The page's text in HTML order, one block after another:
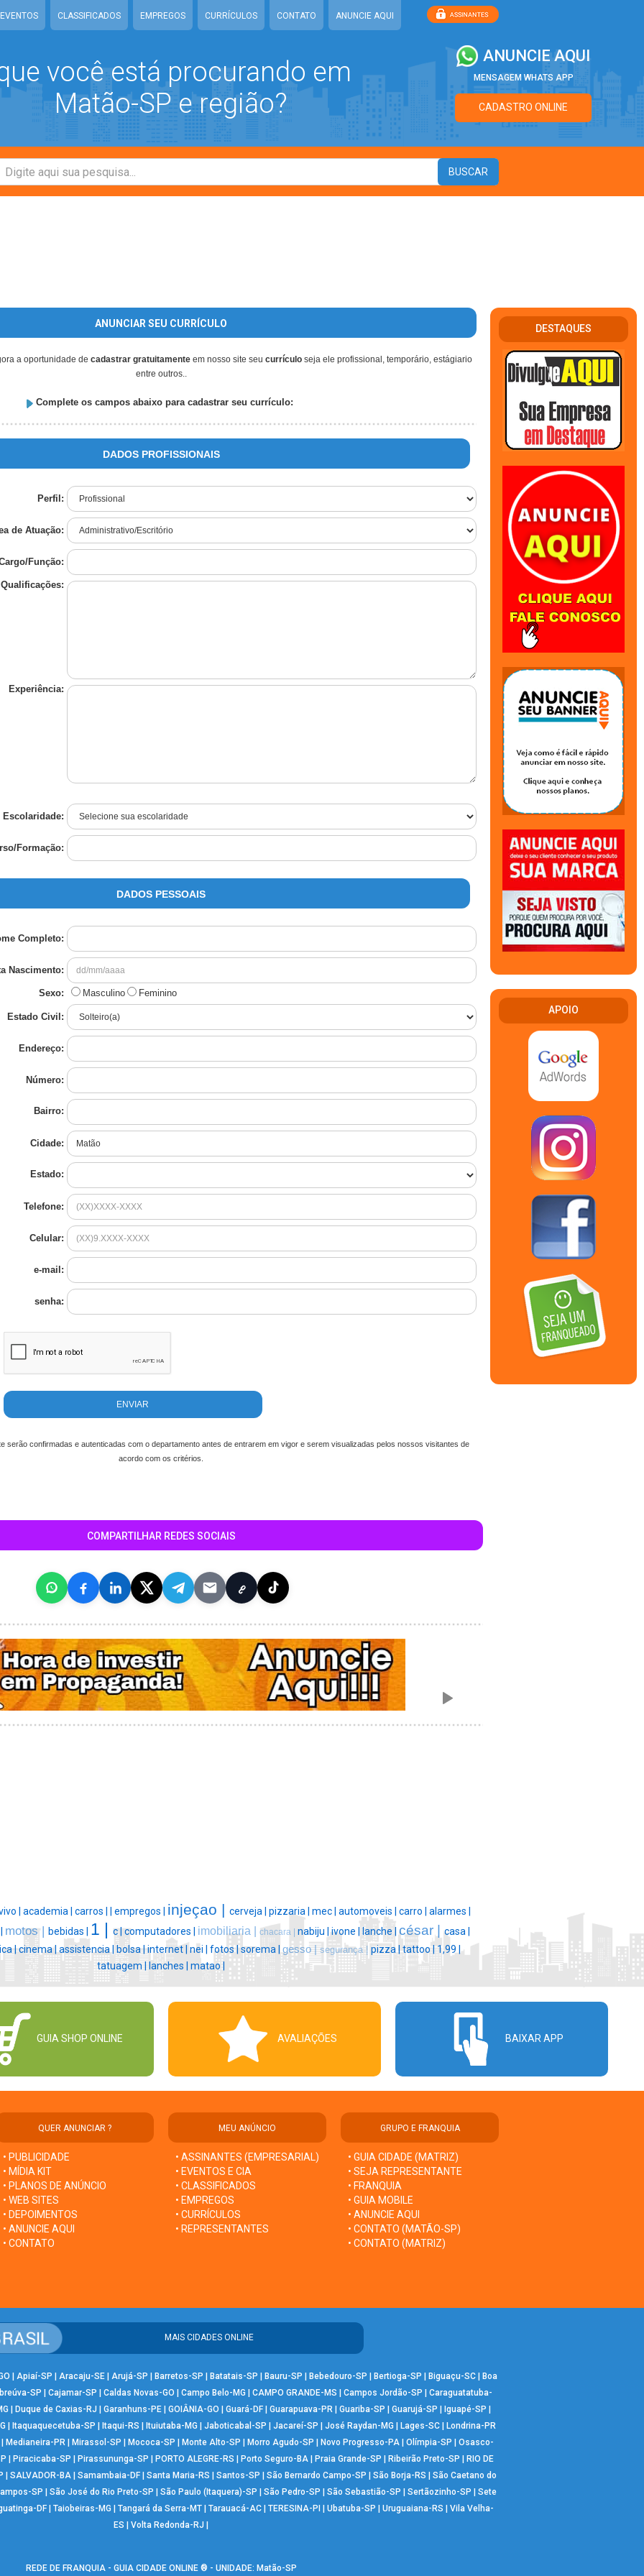
EVENTOS CLASSIFICADOS EMPREGOS CURRÍCULOS CONTATO ANUNCIE AQUI
você está procurando em
Matão-SP e região?
ANUNCIE AQUI
MENSAGEM WHATS APP
CADASTRO ONLINE
ANUNCIAR SEU CURRÍCULO
a oportunidade de cadastrar gratuitamenteem nosso site seu currículo seja ele profissional, temporário, estágiario
entre outros..
Complete os campos abaixo para cadastrar seu currículo:
DADOS PROFISSIONAIS
Perfil:
de Atuação:
Função:
Qualificações:
Experiência:
Escolaridade:
Formação:
DADOS PESSOAIS
Completo:
Nascimento:
Sexo: Masculino Feminino
Estado Civil:
Endereço:
Número:
Bairro:
Cidade:
Estado:
Telefone:
Celular:
e-mail:
senha:
serão confirmadas e autenticadas com o departamento antes de entrarem em vigor e serem visualizadas pelos nossos visitantes de
acordo com os critérios.
COMPARTILHAR REDES SOCIAIS
| academia | carros | empregos | injeçao | cerveja | pizzaria | mec | automoveis | carro | alarmes |
motos | bebidas | 1 | c |computadores | imobiliaria | chacara | nabiju |ivone | lanche | césar |
casa |
|cinema | assistencia | bolsa |internet | nei | fotos |sorema | gesso | segurança | pizza |tattoo | 1,99 |
tatuagem |
lanches | matao |
DESTAQUES
APOIO
GUIA SHOP ONLINE AVALIAÇÕES BAIXAR APP
QUER ANUNCIAR ?
• PUBLICIDADE
• MÍDIA KIT
• PLANOS DE ANÚNCIO
• WEB SITES
• DEPOIMENTOS
• ANUNCIE AQUI
• CONTATO
MEU ANÚNCIO
• ASSINANTES (EMPRESARIAL)
• EVENTOS E CIA
• CLASSIFICADOS
• EMPREGOS
• CURRÍCULOS
• REPRESENTANTES
GRUPO E FRANQUIA
• GUIA CIDADE (MATRIZ)
• SEJA REPRESENTANTE
• FRANQUIA
• GUIA MOBILE
• ANUNCIE AQUI
• CONTATO (MATÃO-SP)
• CONTATO (MATRIZ)
MAIS CIDADES ONLINE
| Apiaí-SP | Aracaju-SE| Arujá-SP | Barretos-SP | Batatais-SP | Bauru-SP | Bebedouro-SP | Bertioga-SP | Biguaçu-SC| Boa
SP | Cajamar-SP | Caldas Novas-GO | Campo Belo-MG | CAMPO GRANDE-MS | Campos Jordão-SP | Caraguatatuba-
| Duque de Caxias-RJ | Garanhuns-PE | GOIÂNIA-GO | Guará-DF | Guarapuava-PR | Guariba-SP | Guarujá-SP | Iguapé-SP |
| Itaquaquecetuba-SP | Itaqui-RS | Ituiutaba-MG | Jaboticabal-SP | Jacareí-SP | José Raydan-MG | Lages-SC| Londrina-PR
| Medianeira-PR | Mirassol-SP | Mococa-SP | Monte Alto-SP | Morro Agudo-SP | Novo Progresso-PA | Olímpia-SP | Osasco-
| Piracicaba-SP | Pirassununga-SP | PORTO ALEGRE-RS | Porto Seguro-BA| Praia Grande-SP | Ribeirão Preto-SP | RIO DE
| SALVADOR-BA | Samambaia-DF | Santa Maria-RS | Santos-SP | São Bernardo Campo-SP | São Borja-RS | São Caetano do
SP | São José do Rio Preto-SP | São Paulo (Itaquera)-SP | São Pedro-SP | São Sebastião-SP | Sertãozinho-SP | Sete
DF| Taiobeiras-MG | Tangará da Serra-MT| Tarauacá-AC| TERESINA-PI | Ubatuba-SP | Uruguaiana-RS | Vila Velha-
ES | Volta Redonda-RJ |
REDE DE FRANQUIA - GUIA CIDADE ONLINE ® - UNIDADE: Matão-SP